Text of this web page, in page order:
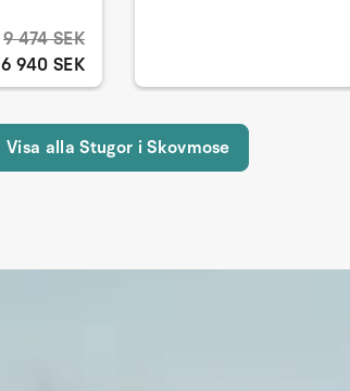
9 474 SEK
6 940 SEK
Visa alla Stugor i Skovmose